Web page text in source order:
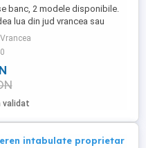
banc, 2 modele disponibile.
lua din jud vrancea sau
cost. Pentru detalii
validat
intabulate proprietar